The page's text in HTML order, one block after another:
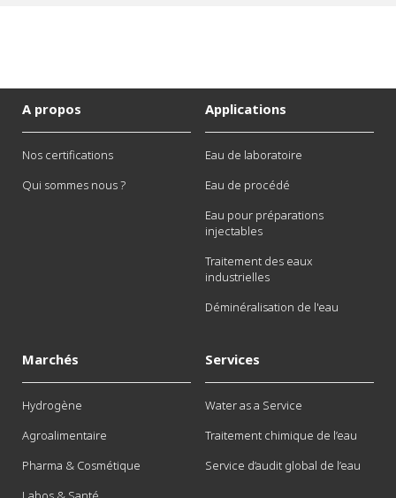
A propos
Nos certifications
Qui sommes nous ?
Applications
Eau de laboratoire
Eau de procédé
Eau pour préparations
injectables
Traitement des eaux
industrielles
Déminéralisation de l'eau
Marchés
Hydrogène
Agroalimentaire
Pharma & Cosmétique
Services
Water as a Service
Traitement chimique de l’eau
Service d’audit global de l’eau